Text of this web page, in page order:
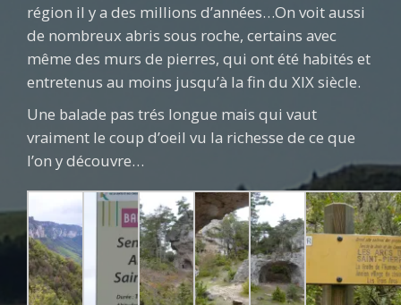
région il y a des millions d’années…On voit aussi
de nombreux abris sous roche, certains avec
même des murs de pierres, qui ont été habités et
entretenus au moins jusqu’à la fin du XIX siècle.
Une balade pas trés longue mais qui vaut
vraiment le coup d’oeil vu la richesse de ce que
l’on y découvre…